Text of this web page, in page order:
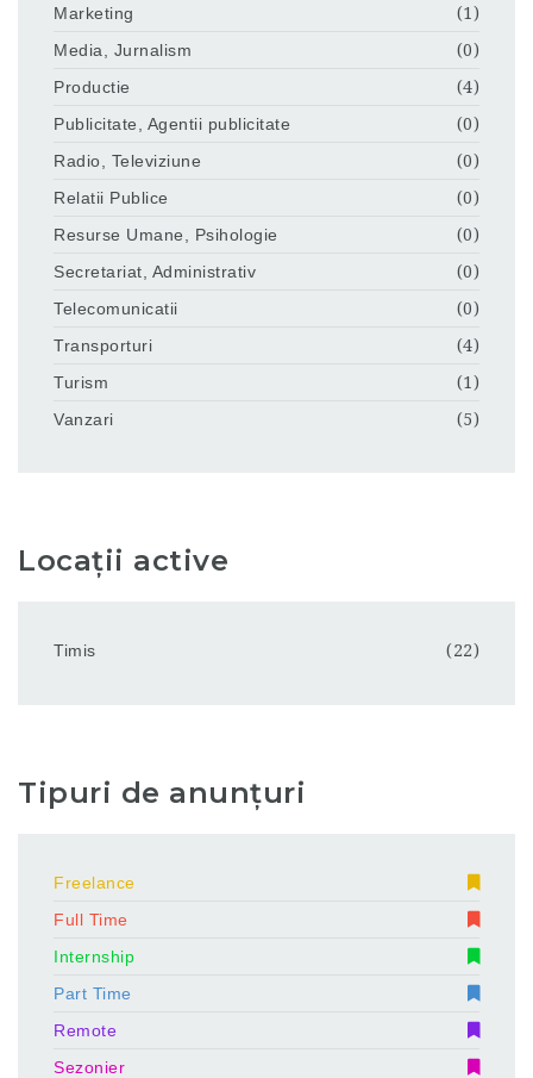
Marketing
(1)
Media, Jurnalism
(0)
Productie
(4)
Publicitate, Agentii publicitate
(0)
Radio, Televiziune
(0)
Relatii Publice
(0)
Resurse Umane, Psihologie
(0)
Secretariat, Administrativ
(0)
Telecomunicatii
(0)
Transporturi
(4)
Turism
(1)
Vanzari
(5)
Locații active
Timis (22)
Tipuri de anunțuri
Freelance
Full Time
Internship
Part Time
Remote
Sezonier